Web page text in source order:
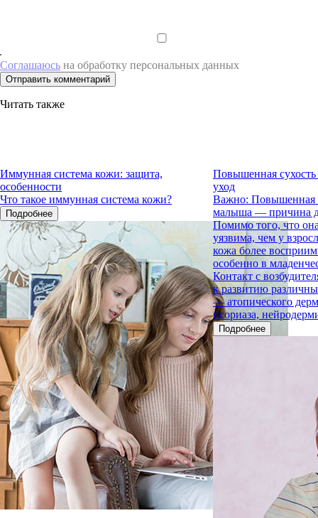
Соглашаюсь на обработку персональных данных
Отправить комментарий
Читать также
Иммунная система кожи: защита,
особенности
Что такое иммунная система кожи?
Подробнее
Повышенная
уход
Важно: Повышенная
малыша — причина
Помимо того, что
уязвима, чем у
кожа более
особенно в
Контакт с
к развитию
— атопического
псориаза,
Подробнее